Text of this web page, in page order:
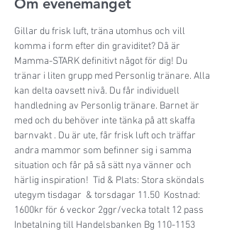
Om evenemanget
Gillar du frisk luft, träna utomhus och vill
komma i form efter din graviditet? Då är
Mamma-STARK definitivt något för dig! Du
tränar i liten grupp med Personlig tränare. Alla
kan delta oavsett nivå. Du får individuell
handledning av Personlig tränare. Barnet är
med och du behöver inte tänka på att skaffa
barnvakt . Du är ute, får frisk luft och träffar
andra mammor som befinner sig i samma
situation och får på så sätt nya vänner och
härlig inspiration!  Tid & Plats: Stora sköndals
utegym tisdagar  & torsdagar 11.50  Kostnad:
1600kr för 6 veckor 2ggr/vecka totalt 12 pass
Inbetalning till Handelsbanken Bg 110-1153